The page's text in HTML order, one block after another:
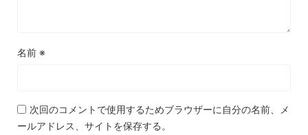
名前 ※
次回のコメントで使用するためブラウザーに自分の名前、メ
ールアドレス、サイトを保存する。